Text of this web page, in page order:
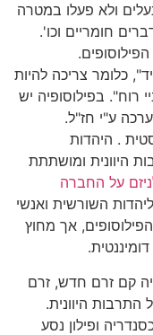
ולא פעלו במטרה
חומריים וכו'.
כלומר צריכה להיות
רוח". בפילוסופיה יש
ע"י חז"ל.
. היהדות
היוונית ומושתתת
על החברה
השורשית ואנשי
אך מחוץ
קם זרם חדש, זרם
התרבות היוונית.
ופילון נסע